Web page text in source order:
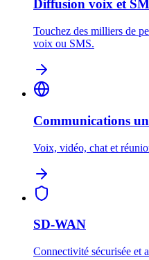
Diffusion voix et
Touchez des milliers de
voix ou SMS.
Communications
Voix, vidéo, chat et
SD-WAN
Connectivité sécurisée et